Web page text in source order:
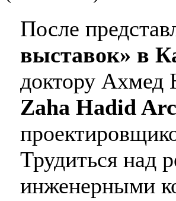
После
выставок» в
доктору Ахмед
Zaha Hadid
Трудиться над
инженерными